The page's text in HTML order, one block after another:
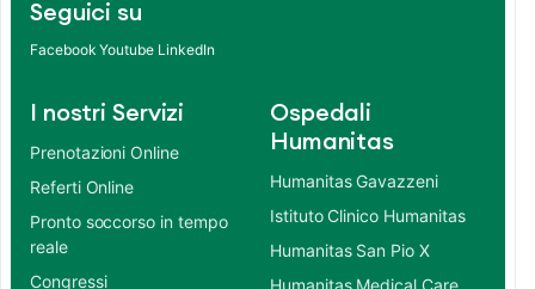
Seguici su
Facebook Youtube LinkedIn
I nostri Servizi
Prenotazioni Online
Referti Online
Pronto soccorso in tempo
reale
Congressi
Ospedali
Humanitas
Humanitas Gavazzeni
Istituto Clinico Humanitas
Humanitas San Pio X